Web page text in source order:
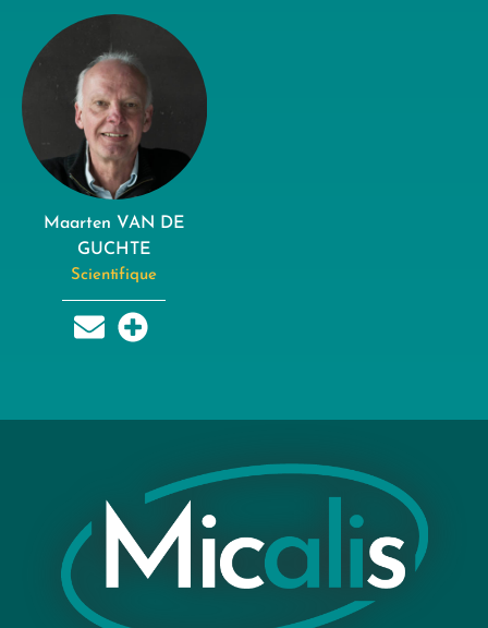
Maarten VAN DE
GUCHTE
Scientifique